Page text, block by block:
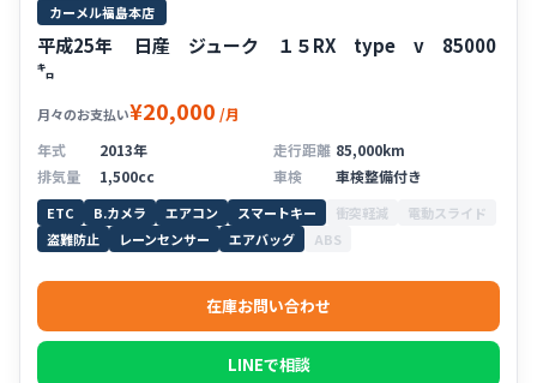
カーメル福島本店
平成25年 日産 ジューク １５RX type v 85000
㌔
月々のお支払い¥20,000 /月
年式
2013年 走行距離 85,000km
排気量
1,500cc 車検 車検整備付き
ETC B.カメラ エアコン スマートキー 衝突軽減
電動スライド
盗難防止
レーンセンサー エアバッグ ABS
在庫お問い合わせ
LINEで相談